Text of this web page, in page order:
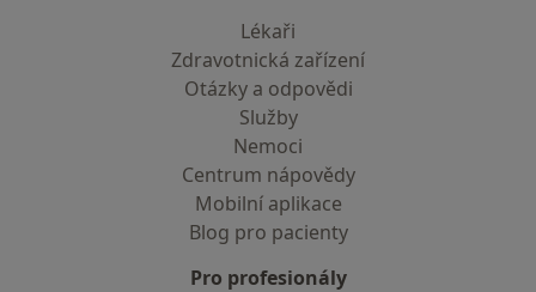
Lékaři
Zdravotnická zařízení
Otázky a odpovědi
Služby
Nemoci
Centrum nápovědy
Mobilní aplikace
Blog pro pacienty
Pro profesionály